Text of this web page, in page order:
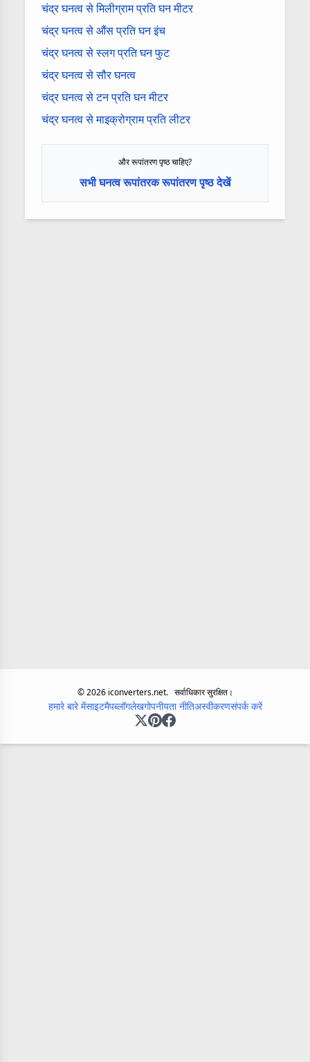
चंद्र घनत्व से मिलीग्राम प्रति घन मीटर
चंद्र घनत्व से औंस प्रति घन इंच
चंद्र घनत्व से स्लग प्रति घन फुट
चंद्र घनत्व से सौर घनत्व
चंद्र घनत्व से टन प्रति घन मीटर
चंद्र घनत्व से माइक्रोग्राम प्रति लीटर
और रूपांतरण पृष्ठ चाहिए?
सभी घनत्व रूपांतरक रूपांतरण पृष्ठ देखें
©2026iconverters.net. सर्वाधिकार सुरक्षित।
हमारे बारे मेंसाइटमैपब्लॉगलेखगोपनीयता नीतिअस्वीकरणसंपर्क करें